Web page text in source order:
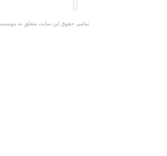
تمامی حقوق این سایت متعلق به موسسه